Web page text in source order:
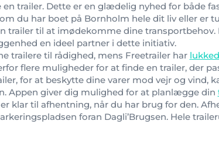
trailer. Dette er en glædelig nyhed for både
du har boet på Bornholm hele dit liv eller er
trailer til at imødekomme dine transportbehov.
en ideel partner i dette initiativ.
trailere til rådighed, mens Freetrailer har
flere muligheder for at finde en trailer, der
for at beskytte dine varer mod vejr og vind,
Appen giver dig mulighed for at planlægge din
klar til afhentning, når du har brug for den.
foran Dagli’Brugsen. Hele